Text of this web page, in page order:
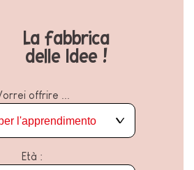
La fabbrica
delle Idee !
offrire ...
Età :